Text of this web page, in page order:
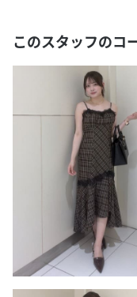
このスタッフのコ